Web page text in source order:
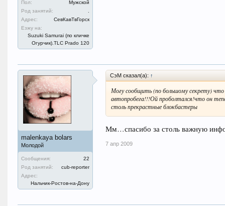
Пол:
Мужской
Род занятий:
Адрес:
СевКавТвГорск
Езжу на:
Suzuki Samurai (по кличке
Огурчик).TLC Prado 120
malenkaya bolars
Молодой
Сообщения:
22
Род занятий:
cub-reporter
Адрес:
Нальчик-Ростов-на-Дону
СэМ сказал(а): ↑
Могу сообщить (по большому секрету)
автопробега!!!Ой проболтался!что он
столь прекрастные блокбастеры
Мм…спасибо за столь важную
7 апр 2009